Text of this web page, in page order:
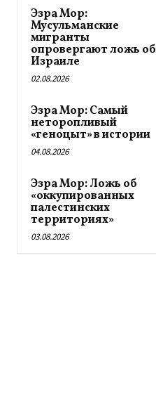
Эзра Мор:
Мусульманские
мигранты
опровергают ложь об
Израиле
02.08.2026
Эзра Мор: Самый
неторопливый
«геноцыт» в истории
04.08.2026
Эзра Мор: Ложь об
«оккупированных
палестинских
территориях»
03.08.2026